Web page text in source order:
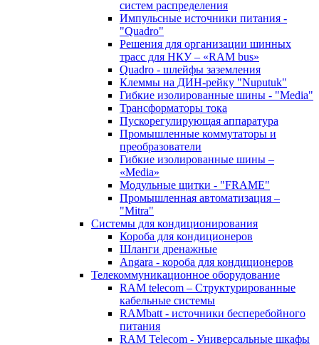
систем распределения
Импульсные источники питания -
"Quadro"
Решения для организации шинных
трасс для НКУ – «RAM bus»
Quadro - шлейфы заземления
Клеммы на ДИН-рейку "Nuputuk"
Гибкие изолированные шины - "Media"
Трансформаторы тока
Пускорегулирующая аппаратура
Промышленные коммутаторы и
преобразователи
Гибкие изолированные шины –
«Media»
Модульные щитки - "FRAME"
Промышленная автоматизация –
"Mitra"
Системы для кондиционирования
Короба для кондиционеров
Шланги дренажные
Angara - короба для кондиционеров
Телекоммуникационное оборудование
RAM telecom – Структурированные
кабельные системы
RAMbatt - источники бесперебойного
питания
RAM Telecom - Универсальные шкафы